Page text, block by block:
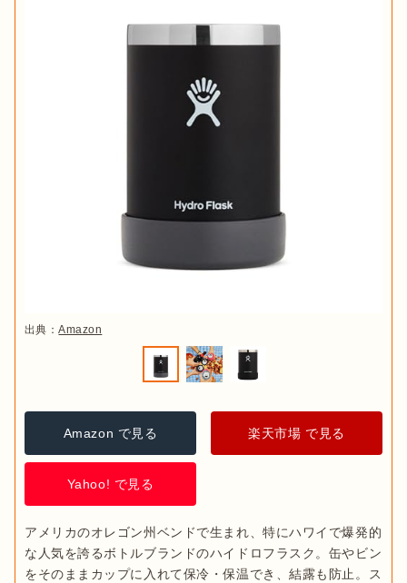
出典：Amazon
Amazon で見る 楽天市場 で見る
Yahoo! で見る
アメリカのオレゴン州ベンドで生まれ、特にハワイで爆発的
な人気を誇るボトルブランドのハイドロフラスク。缶やビン
をそのままカップに入れて保冷・保温でき、結露も防止。ス